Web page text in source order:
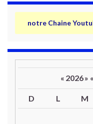
notre Chaine
« 2026» «
D L M